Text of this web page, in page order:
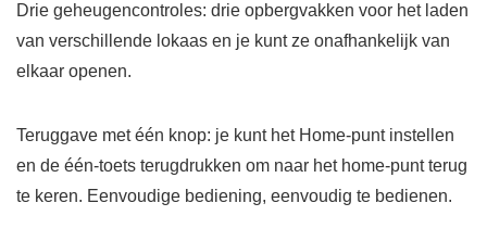
Drie geheugencontroles: drie opbergvakken voor het laden
van verschillende lokaas en je kunt ze onafhankelijk van
elkaar openen.
Teruggave met één knop: je kunt het Home-punt instellen
en de één-toets terugdrukken om naar het home-punt terug
te keren. Eenvoudige bediening, eenvoudig te bedienen.